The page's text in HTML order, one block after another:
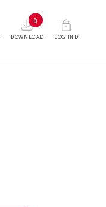
DOWNLOAD
0
LOG IND